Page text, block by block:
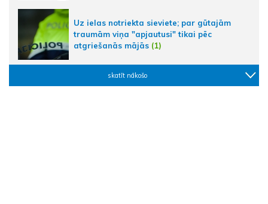
Uz ielas notriekta sieviete; par gūtajām
traumām viņa "apjautusi" tikai pēc
atgriešanās mājās (1)
skatīt nākošo